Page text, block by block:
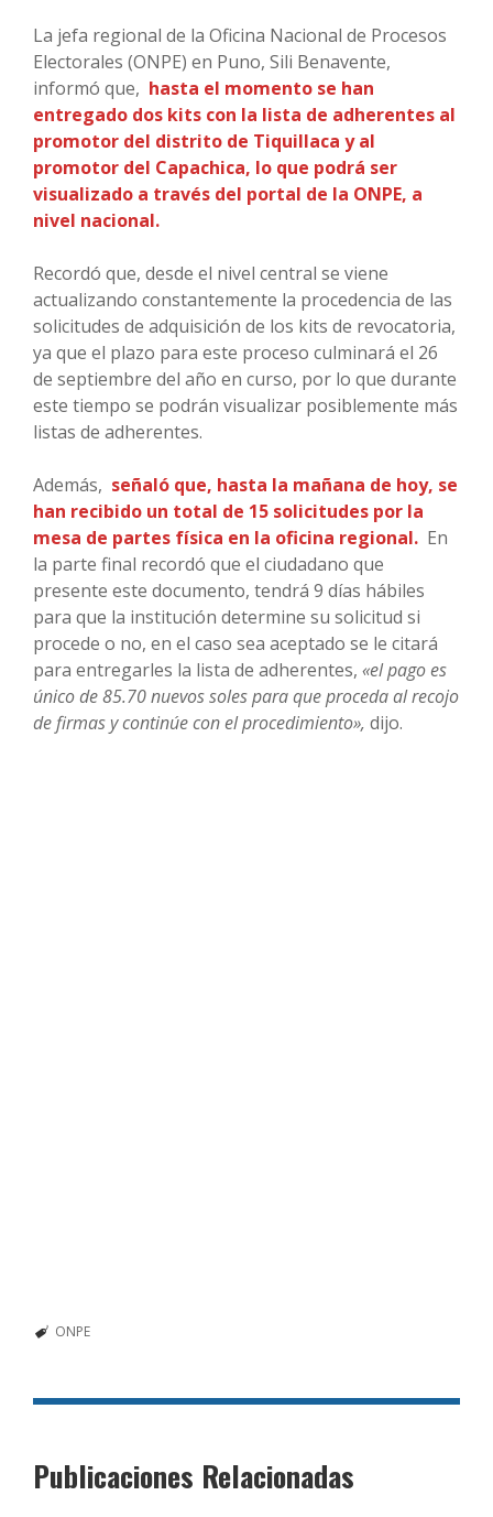
La jefa regional de la Oficina Nacional de Procesos
Electorales (ONPE) en Puno, Sili Benavente,
informó que, hasta el momento se han
entregado dos kits con la lista de adherentes al
promotor del distrito de Tiquillaca y al
promotor del Capachica, lo que podrá ser
visualizado a través del portal de la ONPE, a
nivel nacional.
Recordó que, desde el nivel central se viene
actualizando constantemente la procedencia de las
solicitudes de adquisición de los kits de revocatoria,
ya que el plazo para este proceso culminará el 26
de septiembre del año en curso, por lo que durante
este tiempo se podrán visualizar posiblemente más
listas de adherentes.
Además, señaló que, hasta la mañana de hoy, se
han recibido un total de 15 solicitudes por la
mesa de partes física en la oficina regional. En
la parte final recordó que el ciudadano que
presente este documento, tendrá 9 días hábiles
para que la institución determine su solicitud si
procede o no, en el caso sea aceptado se le citará
para entregarles la lista de adherentes, «el pago es
único de 85.70 nuevos soles para que proceda al recojo
de firmas y continúe con el procedimiento», dijo.
ONPE
Publicaciones Relacionadas